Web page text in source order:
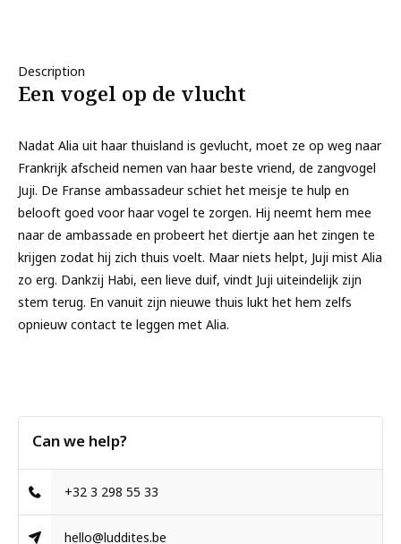
Description
Een vogel op de vlucht
Nadat Alia uit haar thuisland is gevlucht, moet ze op weg naar
Frankrijk afscheid nemen van haar beste vriend, de zangvogel
Juji. De Franse ambassadeur schiet het meisje te hulp en
belooft goed voor haar vogel te zorgen. Hij neemt hem mee
naar de ambassade en probeert het diertje aan het zingen te
krijgen zodat hij zich thuis voelt. Maar niets helpt, Juji mist Alia
zo erg. Dankzij Habi, een lieve duif, vindt Juji uiteindelijk zijn
stem terug. En vanuit zijn nieuwe thuis lukt het hem zelfs
opnieuw contact te leggen met Alia.
Can we help?
+32 3 298 55 33
hello@luddites.be